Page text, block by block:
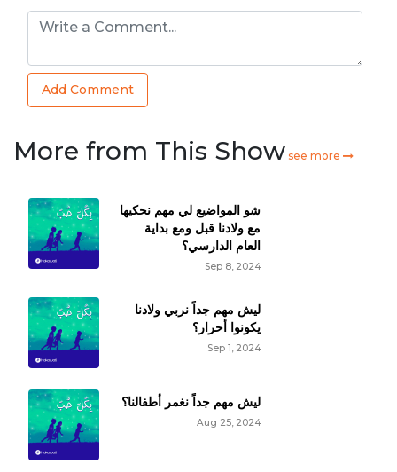
Add Comment
More from This Show see more
شو المواضيع لي مهم نحكيها
مع ولادنا قبل ومع بداية
العام الدارسي؟
Sep 8, 2024
ليش مهم جداً نربي ولادنا
يكونوا أحرار؟
Sep 1, 2024
ليش مهم جداً نغمر أطفالنا؟
Aug 25, 2024